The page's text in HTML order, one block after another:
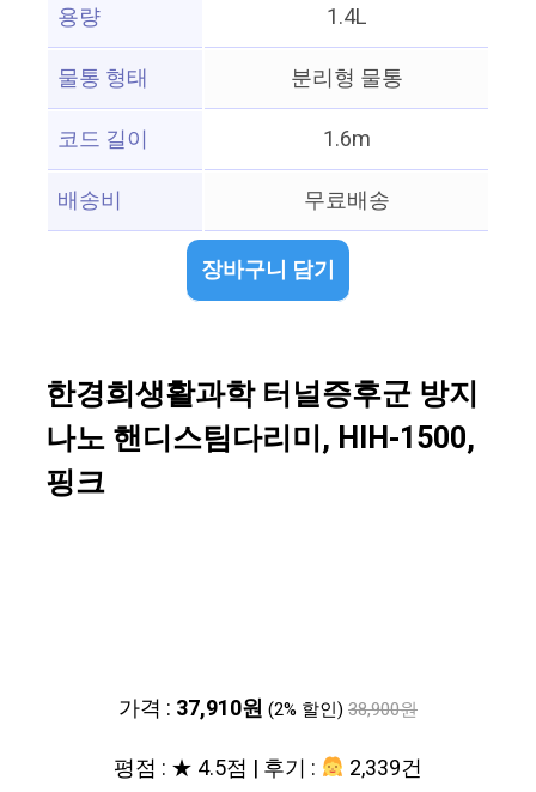
용량
1.4L
물통 형태
분리형 물통
코드 길이
1.6m
배송비
무료배송
장바구니 담기
한경희생활과학 터널증후군 방지
나노 핸디스팀다리미, HIH-1500,
핑크
가격 : 37,910원 (2% 할인) 38,900원
평점 : ★ 4.5점 | 후기 : 2,339건